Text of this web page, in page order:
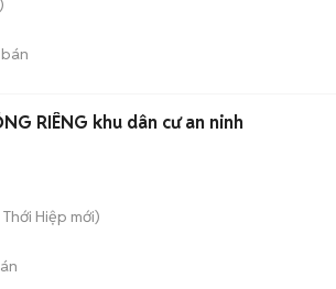
RIÊNG khu dân cư an ninh
Thới Hiệp mới)